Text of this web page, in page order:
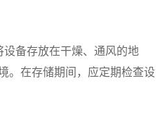
备存放在干燥、通风的地
。在存储期间，应定期检查设